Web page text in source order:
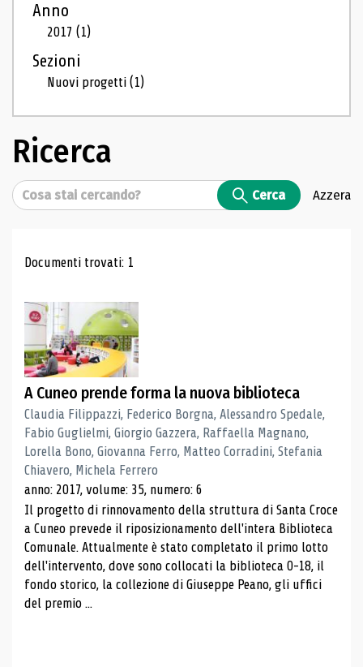
Anno
2017(1)
Sezioni
Nuovi progetti(1)
Ricerca
Cerca Cerca Azzera
Risultati di ricerca
Documenti trovati: 1
A Cuneo prende forma la nuova biblioteca
Claudia Filippazzi, Federico Borgna, Alessandro Spedale,
Fabio Guglielmi, Giorgio Gazzera, Raffaella Magnano,
Lorella Bono, Giovanna Ferro, Matteo Corradini, Stefania
Chiavero, Michela Ferrero
anno: 2017, volume: 35, numero: 6
Il progetto di rinnovamento della struttura di Santa Croce
a Cuneo prevede il riposizionamento dell'intera Biblioteca
Comunale. Attualmente è stato completato il primo lotto
dell'intervento, dove sono collocati la biblioteca 0-18, il
fondo storico, la collezione di Giuseppe Peano, gli uffici
del premio ...